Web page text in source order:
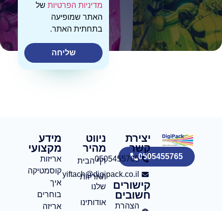
מדיניות הפרטיותשל
האתר שמופיעה
בתחתית האתר.
שליחה
0505455765
יצירת
קשר
0505455765
yiftach@digipack.co.il
קישורים
חשובים
הצהרת
ניווט
מהיר
דף הבית
האריזות
שלנו
אודותינו
מידע
מקצועי
אריזות
קוסמטיקה:
איך
בוחרים
אריזה